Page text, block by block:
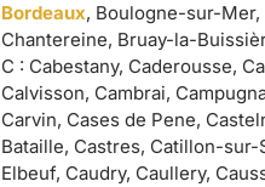
Bordeaux, Boulogne-sur-
Chantereine, Bruay-la-
C : Cabestany, Caderousse,
Calvisson, Cambrai,
Carvin, Cases de Pene,
Bataille, Castres, Catillon-
Elbeuf, Caudry, Caullery,